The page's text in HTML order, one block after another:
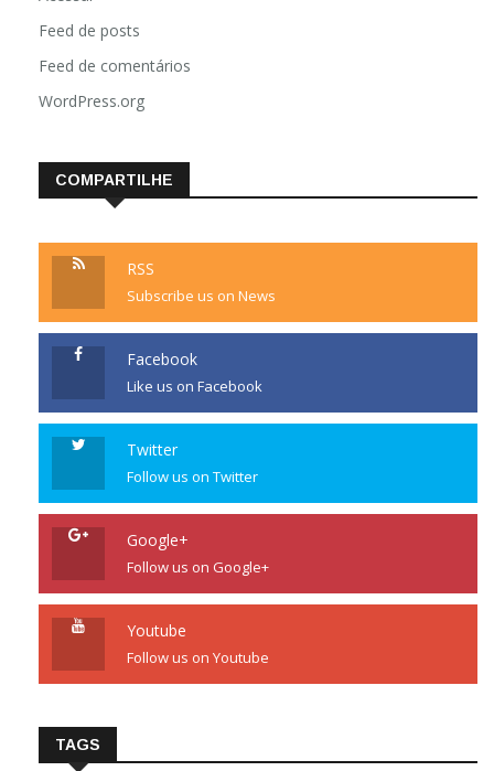
Feed de posts
Feed de comentários
WordPress.org
COMPARTILHE
RSS
Subscribe us on News
Facebook
Like us on Facebook
Twitter
Follow us on Twitter
Google+
Follow us on Google+
Youtube
Follow us on Youtube
TAGS